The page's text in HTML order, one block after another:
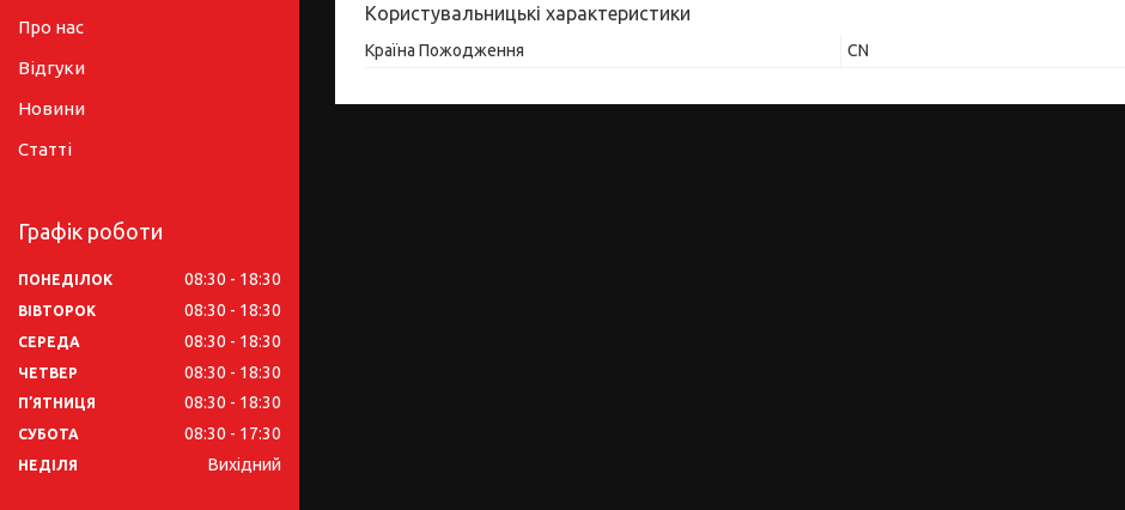
Користувальницькі характеристики
Країна Пожодження CN
Про нас
Відгуки
Новини
Статті
Графік роботи
ПОНЕДІЛОК 08:30 18:30
ВІВТОРОК 08:30 18:30
СЕРЕДА 08:30 18:30
ЧЕТВЕР 08:30 18:30
ПʼЯТНИЦЯ 08:30 18:30
СУБОТА 08:30 17:30
НЕДІЛЯ Вихідний